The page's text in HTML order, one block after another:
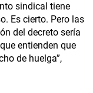
sindical tiene
Es cierto. Pero las
del decreto sería
entienden que
de huelga”,